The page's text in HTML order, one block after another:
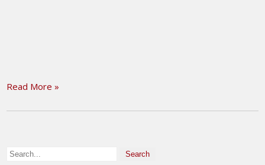
Read More »